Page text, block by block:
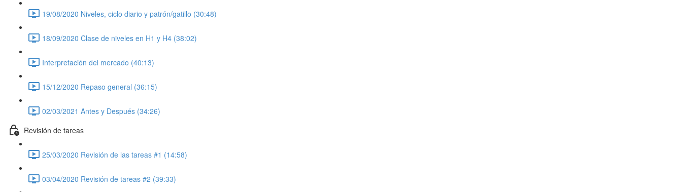
19/08/2020 Niveles, ciclo diario y patrón/gatillo (30:48)
18/09/2020 Clase de niveles en H1 y H4 (38:02)
Interpretación del mercado (40:13)
15/12/2020 Repaso general (36:15)
02/03/2021 Antes y Después (34:26)
Revisión de tareas
25/03/2020 Revisión de las tareas #1 (14:58)
03/04/2020 Revisión de tareas #2 (39:33)